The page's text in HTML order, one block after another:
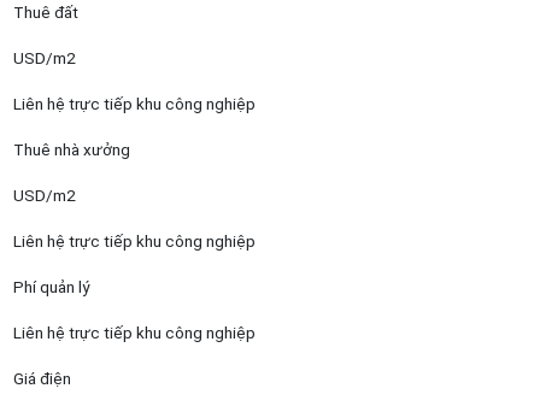
Thuê đất
USD/m2
Liên hệ trực tiếp khu công nghiệp
Thuê nhà xưởng
USD/m2
Liên hệ trực tiếp khu công nghiệp
Phí quản lý
Liên hệ trực tiếp khu công nghiệp
Giá điện